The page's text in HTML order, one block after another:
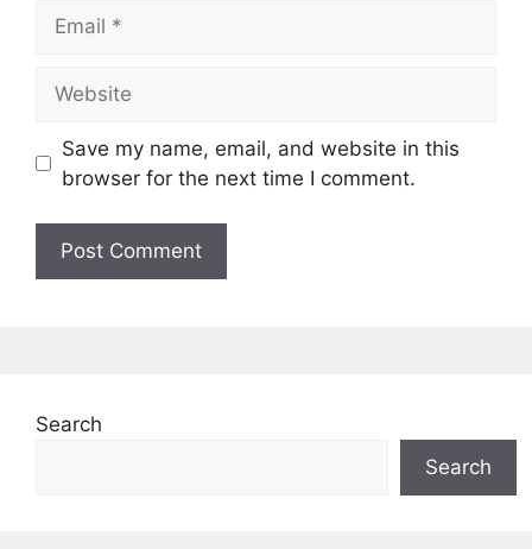
Save my name, email, and website in this
browser for the next time I comment.
Search
Search